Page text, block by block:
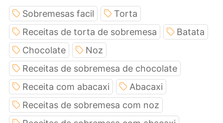
Sobremesas facil
Torta
Receitas de torta de sobremesa
Batata
Chocolate
Noz
Receitas de sobremesa de chocolate
Receita com abacaxi
Abacaxi
Receitas de sobremesa com noz